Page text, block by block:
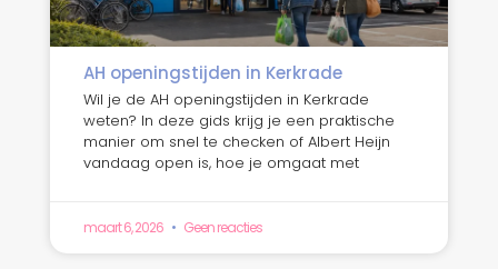
AH openingstijden in Kerkrade
Wil je de AH openingstijden in Kerkrade
weten? In deze gids krijg je een praktische
manier om snel te checken of Albert Heijn
vandaag open is, hoe je omgaat met
maart 6, 2026 Geen reacties